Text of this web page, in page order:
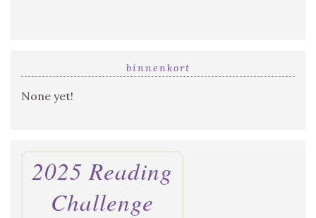
binnenkort
None yet!
2025 Reading
Challenge